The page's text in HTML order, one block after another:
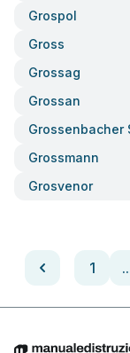
Grospol
Gross
Grossag
Grossan
Grossenbacher
Grossmann
Grosvenor
1